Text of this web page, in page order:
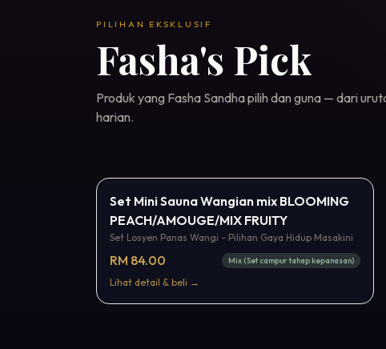
PILIHAN EKSKLUSIF
Fasha's Pick
Produk yang Fasha Sandha pilih dan guna — dari
harian.
Bestseller
Set Mini Sauna Wangian mix BLOOMING
PEACH/AMOUGE/MIX FRUITY
Set Losyen Panas Wangi - Pilihan Gaya Hidup Masakini
RM 84.00 Mix (Set campur tahap kepanasan)
Lihat detail & beli →